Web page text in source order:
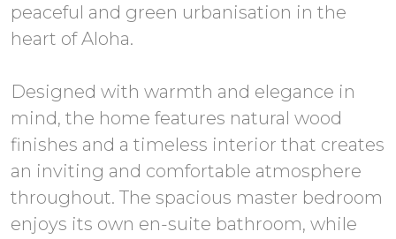
peaceful and green urbanisation in the
heart of Aloha.
Designed with warmth and elegance in
mind, the home features natural wood
finishes and a timeless interior that creates
an inviting and comfortable atmosphere
throughout. The spacious master bedroom
enjoys its own en-suite bathroom, while